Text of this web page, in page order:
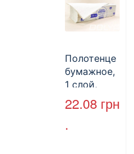
Полотенце
бумажное,
1 слой,
макулатура
, VV тип
22.08 грн
.